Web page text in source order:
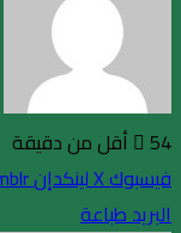
54
أقل من دقيقة
فيسبوكXلينكدإن
البريدطباعة